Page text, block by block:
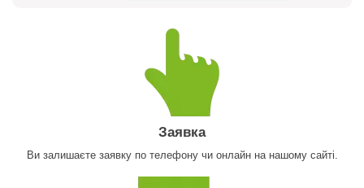
Заявка
Ви залишаєте заявку по телефону чи онлайн на нашому сайті.